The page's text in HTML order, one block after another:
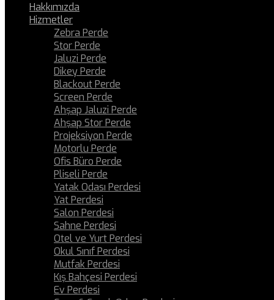
Hakkımızda
Hizmetler
Zebra Perde
Stor Perde
Jaluzi Perde
Dikey Perde
Blackout Perde
Screen Perde
Ahşap Jaluzi Perde
Ahşap Stor Perde
Projeksiyon Perde
Motorlu Perde
Ofis Büro Perde
Pliseli Perde
Yatak Odası Perdesi
Yat Perdesi
Salon Perdesi
Sahne Perdesi
Otel ve Yurt Perdesi
Okul Sınıf Perdesi
Mutfak Perdesi
Kış Bahçesi Perdesi
Ev Perdesi